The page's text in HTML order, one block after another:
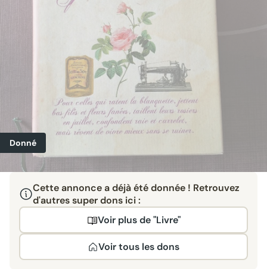
Donné
Cette annonce a déjà été donnée ! Retrouvez
d'autres super dons ici :
Voir plus de "Livre"
Voir tous les dons